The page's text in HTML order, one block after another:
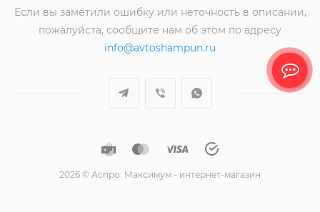
Если вы заметили ошибку или неточность в описании,
пожалуйста, сообщите нам об этом по адресу
info@avtoshampun.ru
2026 © Аспро: Максимум - интернет-магазин